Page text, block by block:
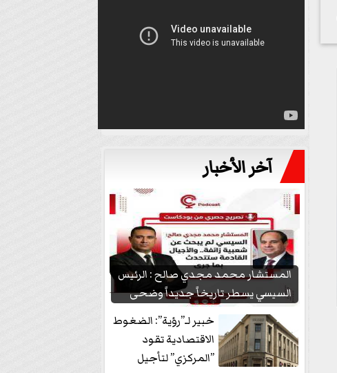
آخر الأخبار
المستشار محمد مجدي صالح : الرئيس
السيسي يسطر تاريخاً جديداً وضحى
بشعبيته...
خبير لـ”رؤية”: الضغوط
الاقتصادية تقود
”المركزي” لتأجيل